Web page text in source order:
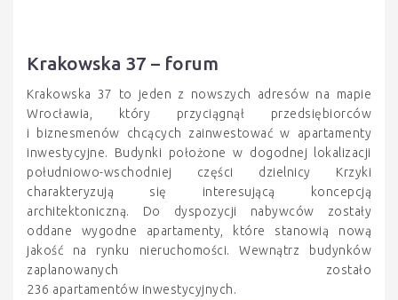
Krakowska 37 – forum
Krakowska 37 to jeden z nowszych adresów na mapie
Wrocławia, który przyciągnął przedsiębiorców
i biznesmenów chcących zainwestować w apartamenty
inwestycyjne. Budynki położone w dogodnej lokalizacji
południowo-wschodniej części dzielnicy Krzyki
charakteryzują się interesującą koncepcją
architektoniczną. Do dyspozycji nabywców zostały
oddane wygodne apartamenty, które stanowią nową
jakość na rynku nieruchomości. Wewnątrz budynków
zaplanowanych zostało
236 apartamentów inwestycyjnych.